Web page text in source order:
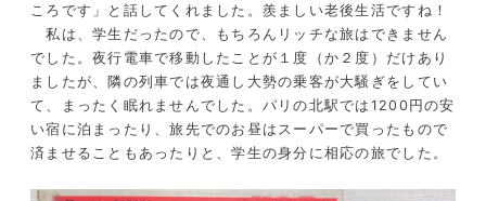
ころです」と話してくれました。羨ましい老後生活ですね！
私は、学生だったので、もちろんリッチな旅はできません
でした。夜行電車で移動したことが１度（か２度）だけあり
ましたが、隣の列車では夜通し大勢の乗客が大騒ぎをしてい
て、まったく眠れませんでした。パリの北駅では1200円の安
い宿に泊まったり、旅先でのお昼はスーパーで買ったもので
済ませることもあったりと、学生の身分に相応の旅でした。